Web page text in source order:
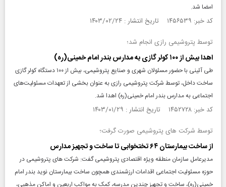
امضا شد.
کد خبر: ۱۴۵۶۵۳۹ تاریخ انتشار : ۱۴۰۳/۰۲/۲۴
توسط پتروشیمی رازی انجام شد؛
اهدا بیش از ۱۰۰ کولر گازی به مدارس بندر امام خمینی(ره)
طی آئینی با حضور مسئولان شهری و صنایع پتروشیمی، بیش از ۱۰۰ دستگاه کولر گازی
ساخت داخل، توسط شرکت پتروشیمی رازی به عنوان بخشی از تعهدات مسئولیت‌های
اجتماعی به مدارس بندر امام خمینی(ره) اهدا شد.
کد خبر: ۱۴۵۲۷۲۸ تاریخ انتشار : ۱۴۰۳/۰۱/۲۹
توسط شرکت های پتروشیمی صورت گرفت؛
از ساخت بیمارستان ۶۴ تختخوابی تا ساخت و تجهیز مدارس
مدیرعامل سازمان منطقه ویژه اقتصادی پتروشیمی گفت: شرکت های پتروشیمی در
حوزه مسئولیت اجتماعی اقدامات ارزشمندی همچون ساخت بیمارستان نوید بندر امام
خمینی(ره)، ساخت و تجهیز چندین مدرسه، کمک به مواکب اربعین و اماکن مذهبی،